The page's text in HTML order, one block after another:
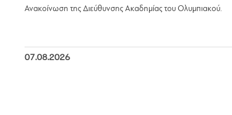
Ανακοίνωση της Διεύθυνσης Ακαδημίας του Ολυμπιακού.
07.08.2026